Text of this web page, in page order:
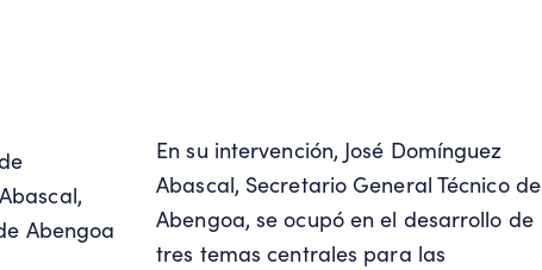
En su intervención, José Domínguez
Abascal, Secretario General Técnico de
Abengoa, se ocupó en el desarrollo de
tres temas centrales para las